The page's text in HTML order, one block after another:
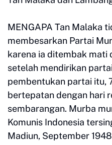
MENGAPA Tan Malaka
membesarkan Partai
karena ia ditembak mati
setelah mendirikan
pembentukan partai itu,
bertepatan dengan hari
sembarangan. Murba
Komunis Indonesia
Madiun, September